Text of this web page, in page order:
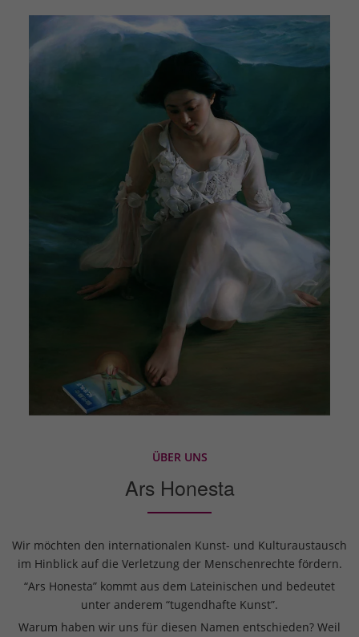
ÜBER UNS
Ars Honesta
Wir möchten den internationalen Kunst- und Kulturaustausch
im Hinblick auf die Verletzung der Menschenrechte fördern.
“Ars Honesta” kommt aus dem Lateinischen und bedeutet
unter anderem “tugendhafte Kunst”.
Warum haben wir uns für diesen Namen entschieden? Weil